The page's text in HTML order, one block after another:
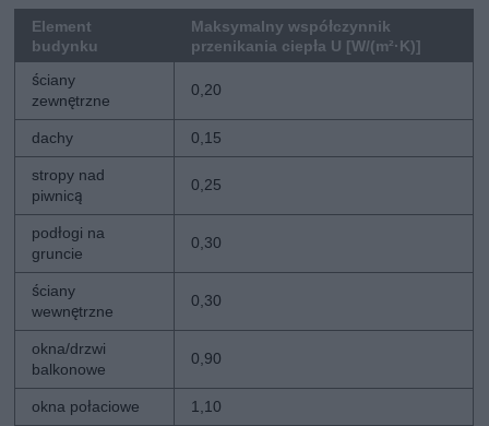
Element
budynku
Maksymalny współczynnik
przenikania ciepła U [W/(m²·K)]
ściany
zewnętrzne
0,20
dachy 0,15
stropy nad
piwnicą
0,25
podłogi na
gruncie
0,30
ściany
wewnętrzne
0,30
okna/drzwi
balkonowe
0,90
okna połaciowe 1,10